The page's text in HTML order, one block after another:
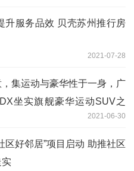
升服务品效 贝壳苏州推行房
2021-07-28
集运动与豪华性于一身，广
坐实旗舰豪华运动SUV之
2021-06-30
区好邻居”项目启动 助推社区
实